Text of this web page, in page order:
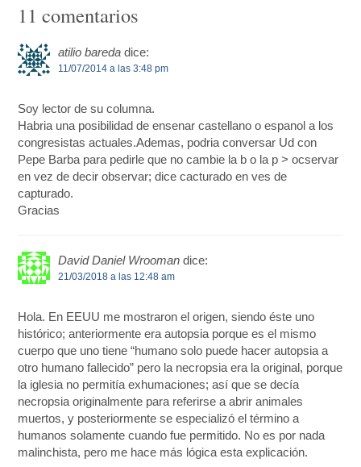
11 comentarios
atilio bareda dice:
11/07/2014 a las 3:48 pm
Soy lector de su columna.
Habria una posibilidad de ensenar castellano o espanol a los
congresistas actuales.Ademas, podria conversar Ud con
Pepe Barba para pedirle que no cambie la b o la p > ocservar
en vez de decir observar; dice cacturado en ves de
capturado.
Gracias
David Daniel Wrooman dice:
21/03/2018 a las 12:48 am
Hola. En EEUU me mostraron el origen, siendo éste uno
histórico; anteriormente era autopsia porque es el mismo
cuerpo que uno tiene “humano solo puede hacer autopsia a
otro humano fallecido” pero la necropsia era la original, porque
la iglesia no permitía exhumaciones; así que se decía
necropsia originalmente para referirse a abrir animales
muertos, y posteriormente se especializó el término a
humanos solamente cuando fue permitido. No es por nada
malinchista, pero me hace más lógica esta explicación.